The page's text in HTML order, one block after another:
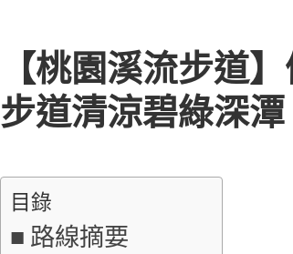
【桃園溪流步道
步道清涼碧綠深
目錄
路線摘要